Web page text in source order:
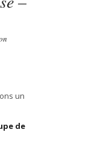
un
de